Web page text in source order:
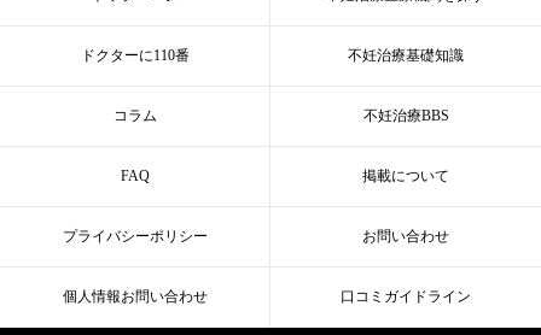
ドクターに110番 不妊治療基礎知識
コラム 不妊治療BBS
FAQ 掲載について
プライバシーポリシー お問い合わせ
個人情報お問い合わせ 口コミガイドライン